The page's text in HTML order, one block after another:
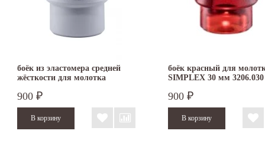
боёк из эластомера средней
жёсткости для молотка
900 ₽
боёк красный для
SIMPLEX 30 мм 3206.030
900 ₽